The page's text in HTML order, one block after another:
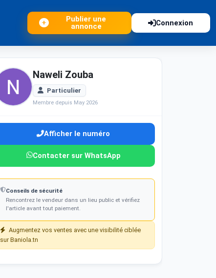
Publier une
annonce
Connexion
Naweli Zouba
Particulier
Membre depuis May 2026
Afficher le numéro
Contacter sur WhatsApp
Conseils de sécurité
Rencontrez le vendeur dans un lieu public et vérifiez
l'article avant tout paiement.
Augmentez vos ventes avec une visibilité ciblée
sur Baniola.tn